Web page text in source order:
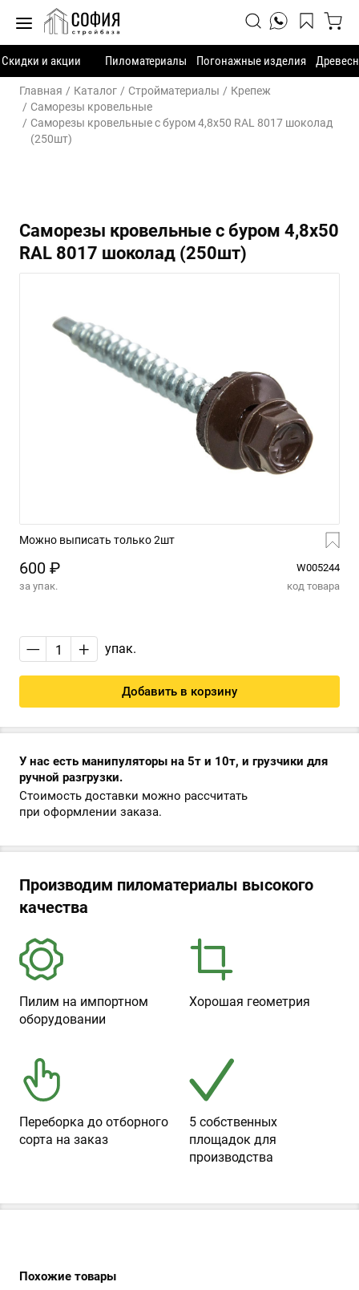
Скидки и акции Пиломатериалы Погонажные изделия
Главная Каталог Стройматериалы
Крепеж
Саморезы кровельные
Саморезы кровельные с буром 4,8х50 RAL 8017 шоколад
(250шт)
Саморезы кровельные с буром 4,8х50
RAL 8017 шоколад (250шт)
Можно выписать только 2шт
600 ₽
W005244
за упак.
код товара
— + упак.
Добавить в корзину
У нас есть манипуляторы на 5т и 10т, и грузчики для
ручной разгрузки.
Стоимость доставки можно рассчитать
при оформлении заказа.
Производим пиломатериалы высокого
качества
Пилим на импортном
оборудовании
Хорошая геометрия
Переборка до отборного
сорта на заказ
5 собственных
площадок для
производства
Похожие товары